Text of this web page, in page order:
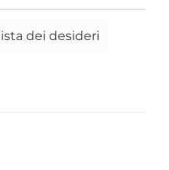
dei desideri